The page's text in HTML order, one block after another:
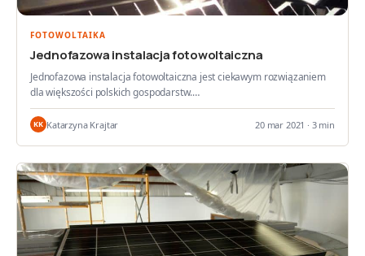
FOTOWOLTAIKA
Jednofazowa instalacja fotowoltaiczna
Jednofazowa instalacja fotowoltaiczna jest ciekawym rozwiązaniem
dla większości polskich gospodarstw.…
KK Katarzyna Krajtar 20 mar 2021 · 3 min